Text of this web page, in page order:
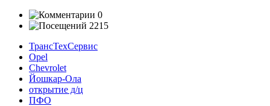
0
2215
ТрансТехСервис
Opel
Chevrolet
Йошкар-Ола
открытие д/ц
ПФО